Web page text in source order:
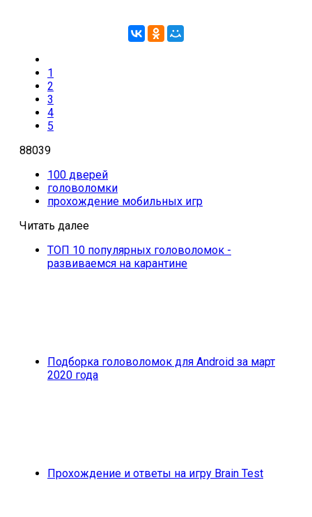
1
2
3
4
5
88039
100 дверей
головоломки
прохождение мобильных игр
Читать далее
ТОП 10 популярных головоломок -
развиваемся на карантине
Подборка головоломок для Android за март
2020 года
Прохождение и ответы на игру Brain Test